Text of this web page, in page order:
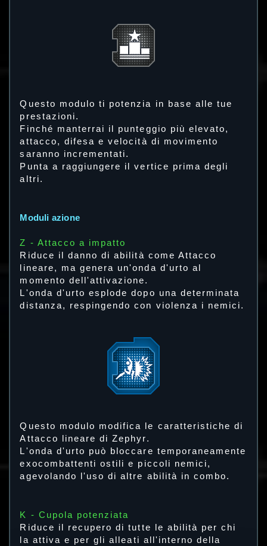
Questo modulo ti potenzia in base alle tue
prestazioni.
Finché manterrai il punteggio più elevato,
attacco, difesa e velocità di movimento
saranno incrementati.
Punta a raggiungere il vertice prima degli
altri.
Moduli azione
Z - Attacco a impatto
Riduce il danno di abilità come Attacco
lineare, ma genera un'onda d'urto al
momento dell'attivazione.
L'onda d'urto esplode dopo una determinata
distanza, respingendo con violenza i nemici.
Questo modulo modifica le caratteristiche di
Attacco lineare di Zephyr.
L'onda d'urto può bloccare temporaneamente
exocombattenti ostili e piccoli nemici,
agevolando l'uso di altre abilità in combo.
K - Cupola potenziata
Riduce il recupero di tutte le abilità per chi
la attiva e per gli alleati all'interno della